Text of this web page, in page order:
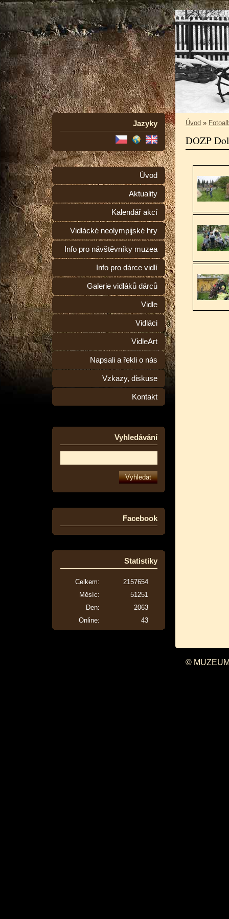
Jazyky
Úvod
Aktuality
Kalendář akcí
Vidlácké neolympijské hry
Info pro návštěvníky muzea
Info pro dárce vidlí
Galerie vidláků dárců
Vidle
Vidláci
VidleArt
Napsali a řekli o nás
Vzkazy, diskuse
Kontakt
Vyhledávání
Facebook
Statistiky
Online: 43
Celkem:
2157654
Měsíc:
51251
Den:
2063
Úvod »
DOZP
©